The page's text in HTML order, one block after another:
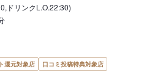
ドリンクL.O.22:30)
還元対象店 口コミ投稿特典対象店